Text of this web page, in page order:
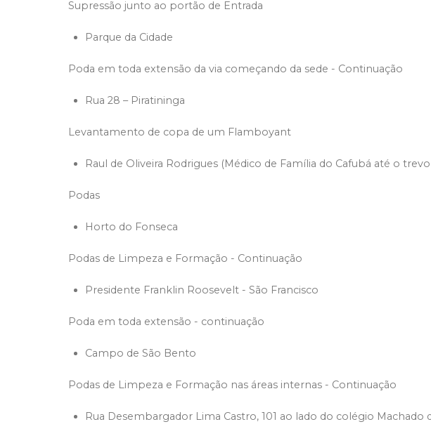
Supressão junto ao portão de Entrada
Parque da Cidade
Poda em toda extensão da via começando da sede - Continuação
Rua 28 – Piratininga
Levantamento de copa de um Flamboyant
Raul de Oliveira Rodrigues (Médico de Família do Cafubá até o
Podas
Horto do Fonseca
Podas de Limpeza e Formação - Continuação
Presidente Franklin Roosevelt - São Francisco
Poda em toda extensão - continuação
Campo de São Bento
Podas de Limpeza e Formação nas áreas internas - Continuação
Rua Desembargador Lima Castro, 101 ao lado do colégio Machado